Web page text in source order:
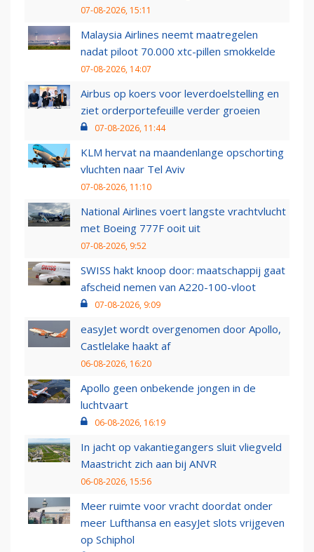
07-08-2026, 15:11
Malaysia Airlines neemt maatregelen
nadat piloot 70.000 xtc-pillen smokkelde
07-08-2026, 14:07
Airbus op koers voor leverdoelstelling en
ziet orderportefeuille verder groeien
07-08-2026, 11:44
KLM hervat na maandenlange opschorting
vluchten naar Tel Aviv
07-08-2026, 11:10
National Airlines voert langste vrachtvlucht
met Boeing 777F ooit uit
07-08-2026, 9:52
SWISS hakt knoop door: maatschappij gaat
afscheid nemen van A220-100-vloot
07-08-2026, 9:09
easyJet wordt overgenomen door Apollo,
Castlelake haakt af
06-08-2026, 16:20
Apollo geen onbekende jongen in de
luchtvaart
06-08-2026, 16:19
In jacht op vakantiegangers sluit vliegveld
Maastricht zich aan bij ANVR
06-08-2026, 15:56
Meer ruimte voor vracht doordat onder
meer Lufthansa en easyJet slots vrijgeven
op Schiphol